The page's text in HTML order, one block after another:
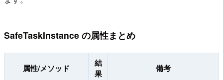
SafeTaskInstance の属性まとめ
属性/メソッド
結
果
備考